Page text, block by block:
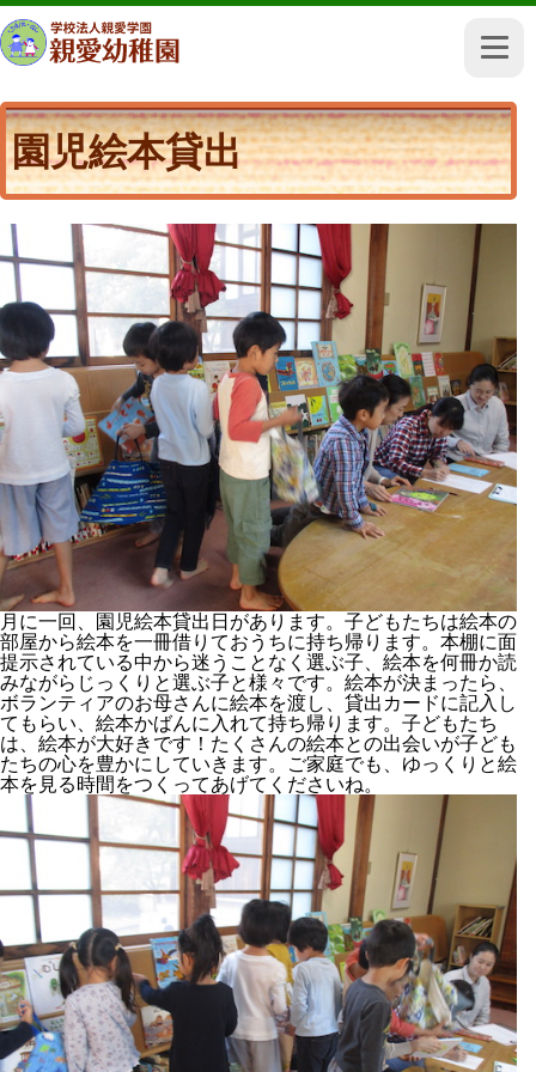
園児絵本貸出
月に一回、園児絵本貸出日があります。子どもたちは絵本の
部屋から絵本を一冊借りておうちに持ち帰ります。本棚に面
提示されている中から迷うことなく選ぶ子、絵本を何冊か読
みながらじっくりと選ぶ子と様々です。絵本が決まったら、
ボランティアのお母さんに絵本を渡し、貸出カードに記入し
てもらい、絵本かばんに入れて持ち帰ります。子どもたち
は、絵本が大好きです！たくさんの絵本との出会いが子ども
たちの心を豊かにしていきます。ご家庭でも、ゆっくりと絵
本を見る時間をつくってあげてくださいね。